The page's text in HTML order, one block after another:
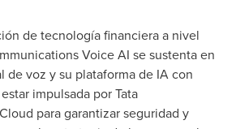
de tecnología financiera a nivel
Voice AI se sustenta en
de voz y su plataforma de IA con
impulsada por Tata
para garantizar seguridad y